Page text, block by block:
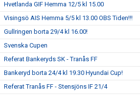
Hvetlanda GIF Hemma 12/5 kl 15.00
Visingsö AIS Hemma 5/5 kl 13.00 OBS Tiden!!!
Gullringen borta 29/4 kl 16.00!
Svenska Cupen
Referat Bankeryds SK - Tranås FF
Bankeryd borta 24/4 kl 19.30 Hyundai Cup!
Referat Tranås FF - Stensjöns IF 21/4